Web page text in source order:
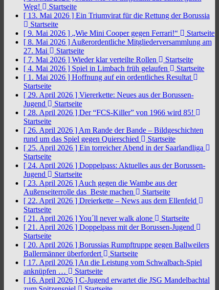
Weg!
Startseite
[ 13. Mai 2026 ] Ein Triumvirat für die Rettung der Borussia
Startseite
[ 9. Mai 2026 ] „Wie Mini Cooper gegen Ferrari!“
Startseite
[ 8. Mai 2026 ] Außerordentliche Mitgliederversammlung am
27. Mai
Startseite
[ 7. Mai 2026 ] Wieder klar verteilte Rollen
Startseite
[ 4. Mai 2026 ] Spiel in Limbach früh gelaufen
Startseite
[ 1. Mai 2026 ] Hoffnung auf ein ordentliches Resultat
Startseite
[ 29. April 2026 ] Viererkette: Neues aus der Borussen-
Jugend
Startseite
[ 28. April 2026 ] Der “FCS-Killer” von 1966 wird 85!
Startseite
[ 26. April 2026 ] Am Rande der Bande – Bildgeschichten
rund um das Spiel gegen Quierschied
Startseite
[ 25. April 2026 ] Ein torreicher Abend in der Saarlandliga
Startseite
[ 24. April 2026 ] Doppelpass: Aktuelles aus der Borussen-
Jugend
Startseite
[ 23. April 2026 ] Auch gegen die Wambe aus der
Außenseiterrolle das Beste machen
Startseite
[ 22. April 2026 ] Dreierkette – News aus dem Ellenfeld
Startseite
[ 21. April 2026 ]You´ll never walk alone
Startseite
[ 21. April 2026 ] Doppelpass mit der Borussen-Jugend
Startseite
[ 20. April 2026 ] Borussias Rumpftruppe gegen Ballweilers
Ballermänner überfordert
Startseite
[ 17. April 2026 ] An die Leistung vom Schwalbach-Spiel
anknüpfen …
Startseite
[ 16. April 2026 ] C-Jugend erwartet die JSG Mandelbachtal